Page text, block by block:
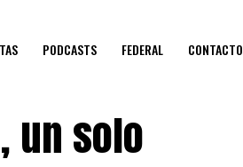
PODCASTS FEDERAL CONTACTO
un solo